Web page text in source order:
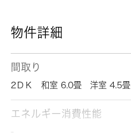
物件詳細
間取り
2ＤＫ 和室 6.0畳 洋室 4.5畳
エネルギー消費性能
-